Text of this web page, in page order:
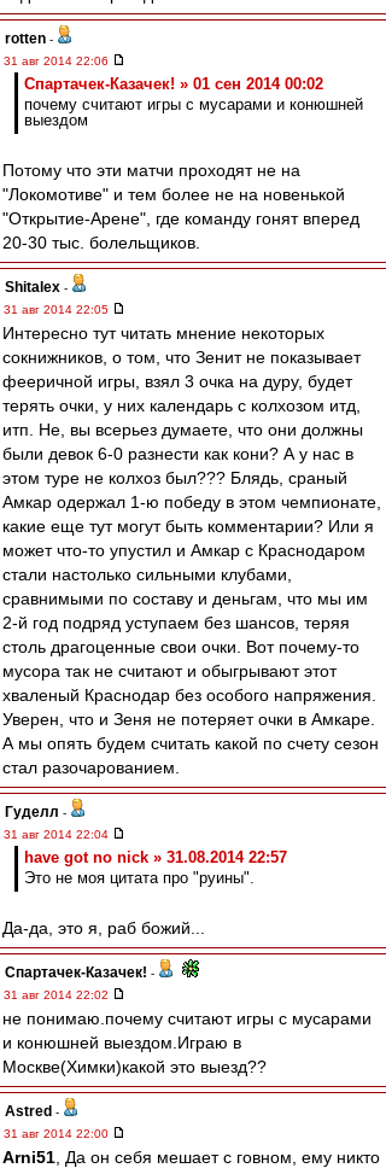
rotten -
31 авг 2014 22:06
Спартачек-Казачек! » 01 сен 2014 00:02
почему считают игры с мусарами и конюшней
выездом
Потому что эти матчи проходят не на
"Локомотиве" и тем более не на новенькой
"Открытие-Арене", где команду гонят вперед
20-30 тыс. болельщиков.
Shitalex -
31 авг 2014 22:05
Интересно тут читать мнение некоторых
сокнижников, о том, что Зенит не показывает
фееричной игры, взял 3 очка на дуру, будет
терять очки, у них календарь с колхозом итд,
итп. Не, вы всерьез думаете, что они должны
были девок 6-0 разнести как кони? А у нас в
этом туре не колхоз был??? Блядь, сраный
Амкар одержал 1-ю победу в этом чемпионате,
какие еще тут могут быть комментарии? Или я
может что-то упустил и Амкар с Краснодаром
стали настолько сильными клубами,
сравнимыми по составу и деньгам, что мы им
2-й год подряд уступаем без шансов, теряя
столь драгоценные свои очки. Вот почему-то
мусора так не считают и обыгрывают этот
хваленый Краснодар без особого напряжения.
Уверен, что и Зеня не потеряет очки в Амкаре.
А мы опять будем считать какой по счету сезон
стал разочарованием.
Гуделл -
31 авг 2014 22:04
have got no nick » 31.08.2014 22:57
Это не моя цитата про "руины".
Да-да, это я, раб божий...
Спартачек-Казачек! -
31 авг 2014 22:02
не понимаю.почему считают игры с мусарами
и конюшней выездом.Играю в
Москве(Химки)какой это выезд??
Astred -
31 авг 2014 22:00
Arni51 , Да он себя мешает с говном, ему никто